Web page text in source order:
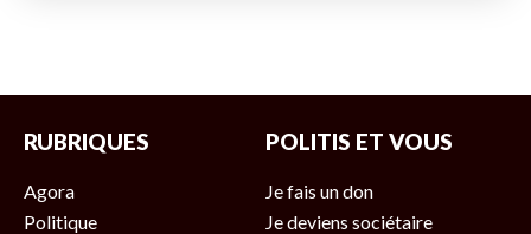
RUBRIQUES
Agora
Politique
POLITIS ET VOUS
Je fais un don
Je deviens sociétaire